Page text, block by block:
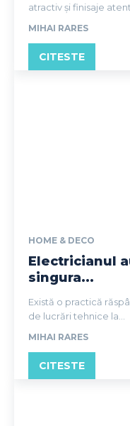
atractiv și finisaje
MIHAI RARES
CITESTE
HOME & DECO
Electricianul
singura...
Există o practică
de lucrări tehnice la...
MIHAI RARES
CITESTE